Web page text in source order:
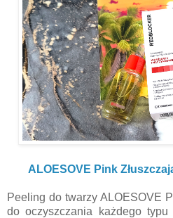
ALOESOVE Pink
Peeling do twarzy ALOESOVE
do oczyszczania każdego